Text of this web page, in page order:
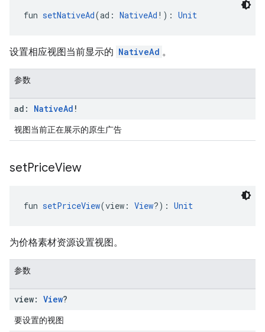
fun setNativeAd(ad: NativeAd !): Unit
设置相应视图当前显示的 NativeAd 。
参数
ad: NativeAd !
视图当前正在展示的原生广告
setPriceView
fun setPriceView(view: View?): Unit
为价格素材资源设置视图。
参数
view: View?
要设置的视图